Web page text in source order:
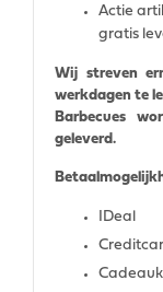
Actie
gratis
Wij streven
werkdagen te
Barbecues
geleverd.
IDeal